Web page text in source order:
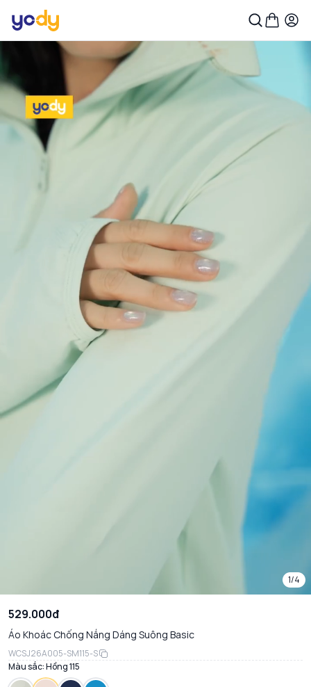
1/4
529.000đ
Áo Khoác Chống Nắng Dáng Suông Basic
WCSJ26A005-SM115-S
Màu sắc:Hồng 115